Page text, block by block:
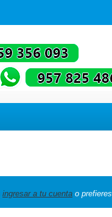
ingresar a tu cuenta o prefieres